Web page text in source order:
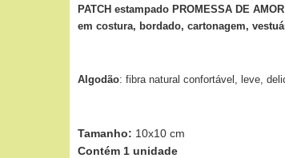
PATCH estampado PROMESSA DE
em costura, bordado, cartonagem,
Algodão: fibra natural confortável, leve,
Tamanho: 10x10 cm
Contém 1 unidade